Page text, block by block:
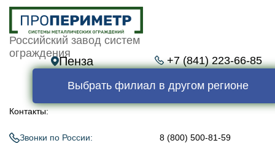
Российский завод систем
ограждения
Пенза +7 (841) 223-66-85
Выбрать филиал в другом регионе
Контакты:
Звонки по России: 8 (800) 500-81-59